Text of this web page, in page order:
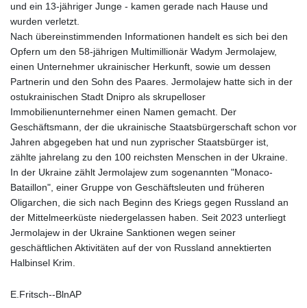
und ein 13-jähriger Junge - kamen gerade nach Hause und
wurden verletzt.
Nach übereinstimmenden Informationen handelt es sich bei den
Opfern um den 58-jährigen Multimillionär Wadym Jermolajew,
einen Unternehmer ukrainischer Herkunft, sowie um dessen
Partnerin und den Sohn des Paares. Jermolajew hatte sich in der
ostukrainischen Stadt Dnipro als skrupelloser
Immobilienunternehmer einen Namen gemacht. Der
Geschäftsmann, der die ukrainische Staatsbürgerschaft schon vor
Jahren abgegeben hat und nun zyprischer Staatsbürger ist,
zählte jahrelang zu den 100 reichsten Menschen in der Ukraine.
In der Ukraine zählt Jermolajew zum sogenannten "Monaco-
Bataillon", einer Gruppe von Geschäftsleuten und früheren
Oligarchen, die sich nach Beginn des Kriegs gegen Russland an
der Mittelmeerküste niedergelassen haben. Seit 2023 unterliegt
Jermolajew in der Ukraine Sanktionen wegen seiner
geschäftlichen Aktivitäten auf der von Russland annektierten
Halbinsel Krim.
E.Fritsch--BlnAP